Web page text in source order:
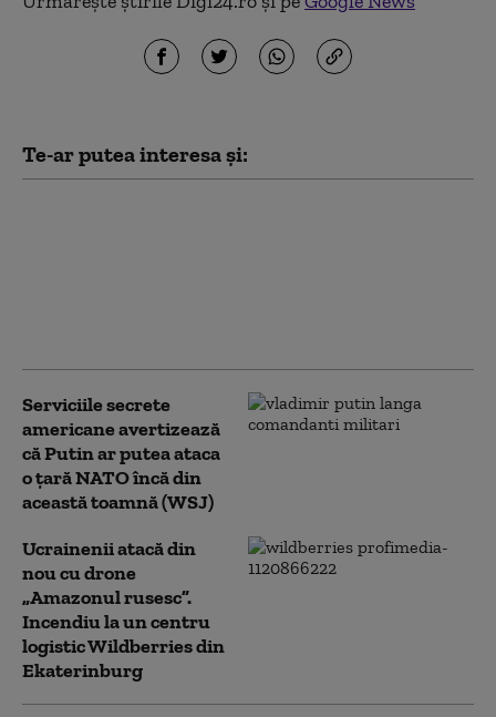
Te-ar putea interesa și:
Serviciile secrete
americane avertizează
că Putin ar putea ataca
o țară NATO încă din
această toamnă (WSJ)
Ucrainenii atacă din
nou cu drone
„Amazonul rusesc”.
Incendiu la un centru
logistic Wildberries din
Ekaterinburg